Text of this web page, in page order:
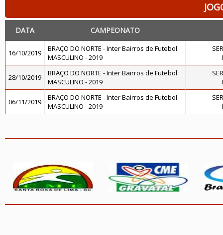
DATA CAMPEONATO
16/10/2019
BRAÇO DO NORTE - Inter Bairros de Futebol
MASCULINO - 2019
28/10/2019
BRAÇO DO NORTE - Inter Bairros de Futebol
MASCULINO - 2019
06/11/2019
BRAÇO DO NORTE - Inter Bairros de Futebol
MASCULINO - 2019